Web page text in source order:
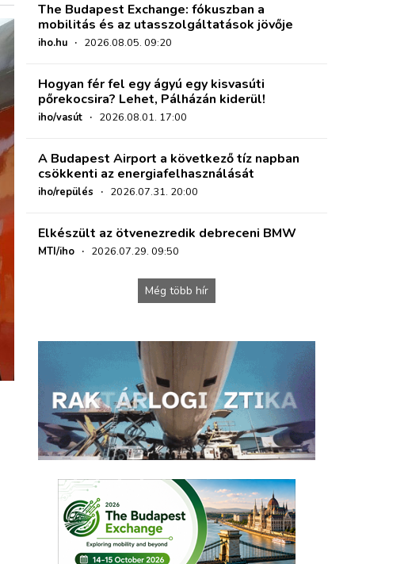
The Budapest Exchange: fókuszban a
mobilitás és az utasszolgáltatások jövője
iho.hu · 2026.08.05. 09:20
Hogyan fér fel egy ágyú egy kisvasúti
pőrekocsira? Lehet, Pálházán kiderül!
iho/vasút · 2026.08.01. 17:00
A Budapest Airport a következő tíz napban
csökkenti az energiafelhasználását
iho/repülés · 2026.07.31. 20:00
Elkészült az ötvenezredik debreceni BMW
MTI/iho · 2026.07.29. 09:50
Még több hír